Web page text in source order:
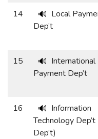
14
🔊 Local
Dep’t
15
🔊 International
Payment Dep’t
16
🔊 Information
Technology Dep’t
Dep’t)